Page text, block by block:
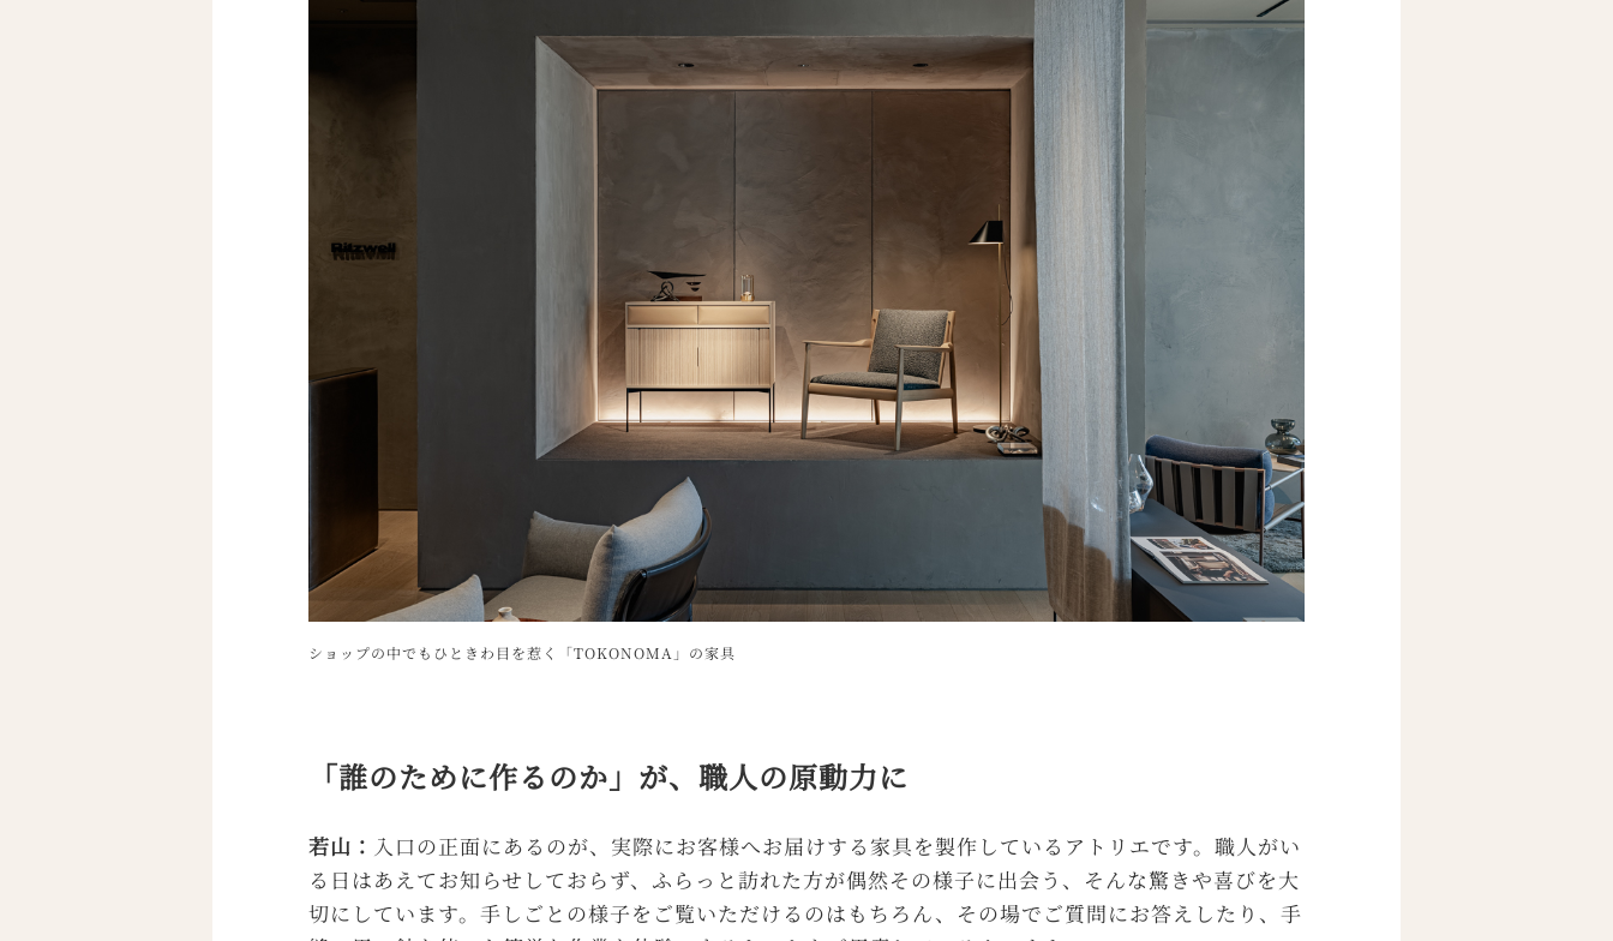
ショップの中でもひときわ目を惹く「TOKONOMA」の家具
「誰のために作るのか」が、職人の原動力に
若山： 入口の正面にあるのが、実際にお客様へお届けする家具を製作しているアトリエです。職人がい
る日はあえてお知らせしておらず、ふらっと訪れた方が偶然その様子に出会う、そんな驚きや喜びを大
切にしています。手しごとの様子をご覧いただけるのはもちろん、その場でご質問にお答えしたり、手